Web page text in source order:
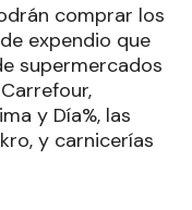
comprar los
expendio que
supermercados
y Día%, las
y carnicerías